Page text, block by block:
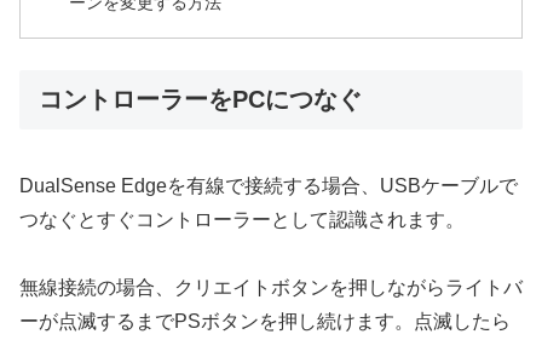
コントローラーをPCにつなぐ
DualSense Edgeを有線で接続する場合、USBケーブルで
つなぐとすぐコントローラーとして認識されます。
無線接続の場合、クリエイトボタンを押しながらライトバ
ーが点滅するまでPSボタンを押し続けます。点滅したら